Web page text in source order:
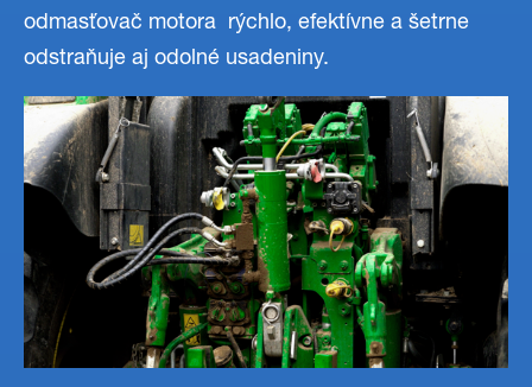
odmasťovač motora rýchlo, efektívne a šetrne
odstraňuje aj odolné usadeniny.